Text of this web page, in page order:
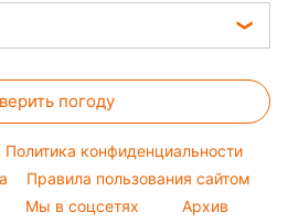
погоду
Политика конфиденциальности
Правила пользования сайтом
Мы в соцсетях
Архив